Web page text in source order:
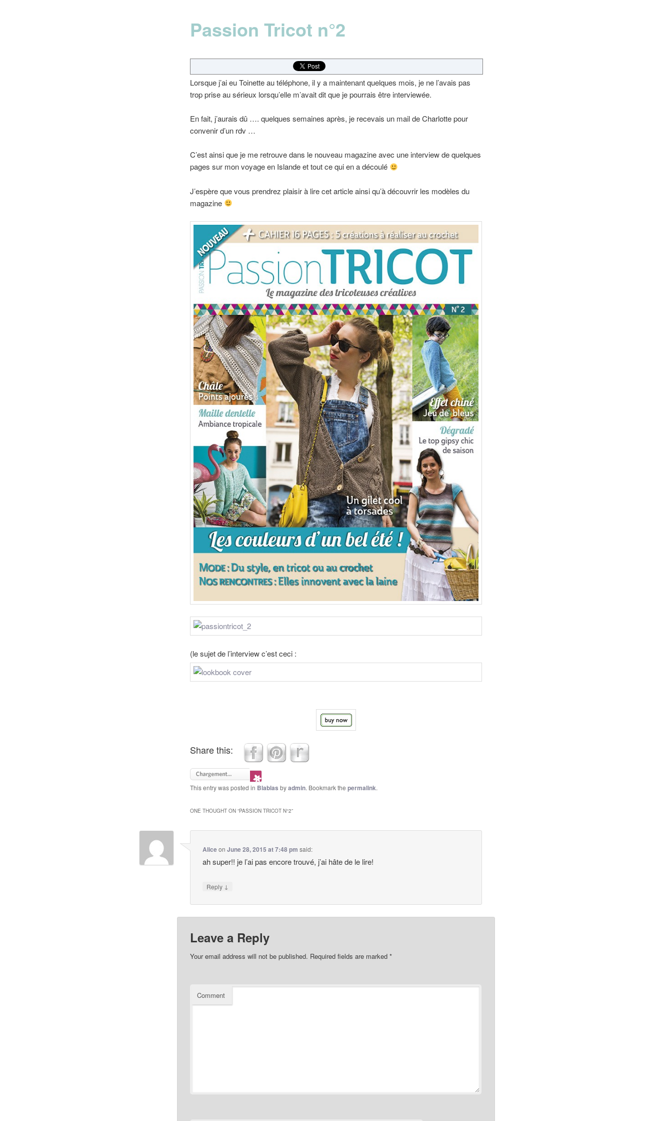
Passion Tricot n°2
Lorsque j’ai eu Toinette au téléphone, il y a maintenant quelques mois, je ne l’avais pas
trop prise au sérieux lorsqu’elle m’avait dit que je pourrais être interviewée.
En fait, j’aurais dû …. quelques semaines après, je recevais un mail de Charlotte pour
convenir d’un rdv …
C’est ainsi que je me retrouve dans le nouveau magazine avec une interview de quelques
pages sur mon voyage en Islande et tout ce qui en a découlé
J’espère que vous prendrez plaisir à lire cet article ainsi qu’à découvrir les modèles du
magazine
(le sujet de l’interview c’est ceci :
Share this:
This entry was posted in Blablas byadmin. Bookmark the permalink.
ONE THOUGHT ON “PASSION TRICOT N°2”
AliceonJune 28, 2015 at 7:48 pm said:
ah super!! je l’ai pas encore trouvé, j’ai hâte de le lire!
Reply ↓
Leave a Reply
Your email address will not be published. Required fields are marked *
Comment